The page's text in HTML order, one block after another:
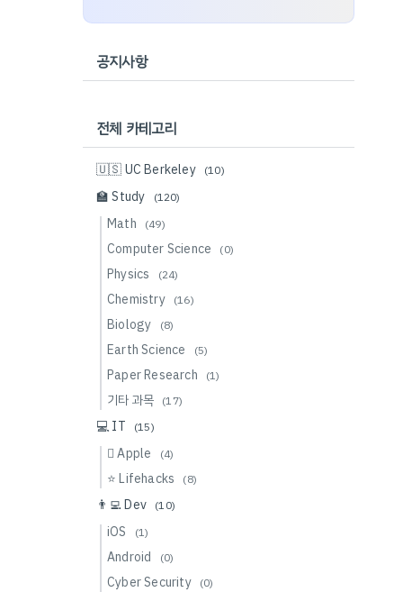
공지사항
전체 카테고리
🇺🇸 UC Berkeley (10)
🏫 Study (120)
Math (49)
Computer Science (0)
Physics (24)
Chemistry (16)
Biology (8)
Earth Science (5)
Paper Research (1)
기타 과목 (17)
💻 IT (15)
 Apple (4)
⭐️ Lifehacks (8)
👨‍💻 Dev (10)
iOS (1)
Android (0)
Cyber Security (0)